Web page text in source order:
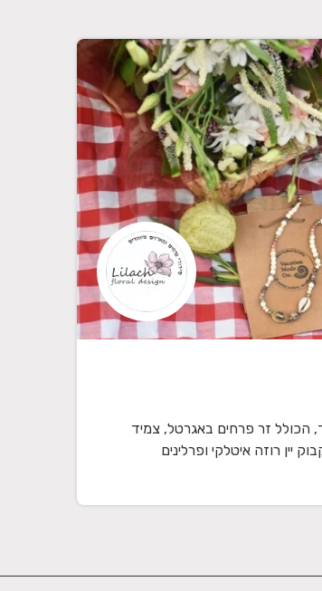
הכולל זר פרחים באגרטל, צמיד
יין רוזה איטלקי ופרלינים